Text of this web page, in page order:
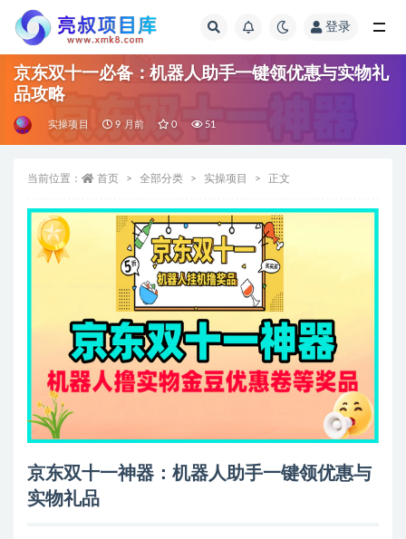
登录
京东双十一必备：机器人助手一键领优惠与实物礼
品攻略
实操项目 9 月前 0 51
当前位置： 首页 全部分类 实操项目 正文
京东双十一神器：机器人助手一键领优惠与
实物礼品